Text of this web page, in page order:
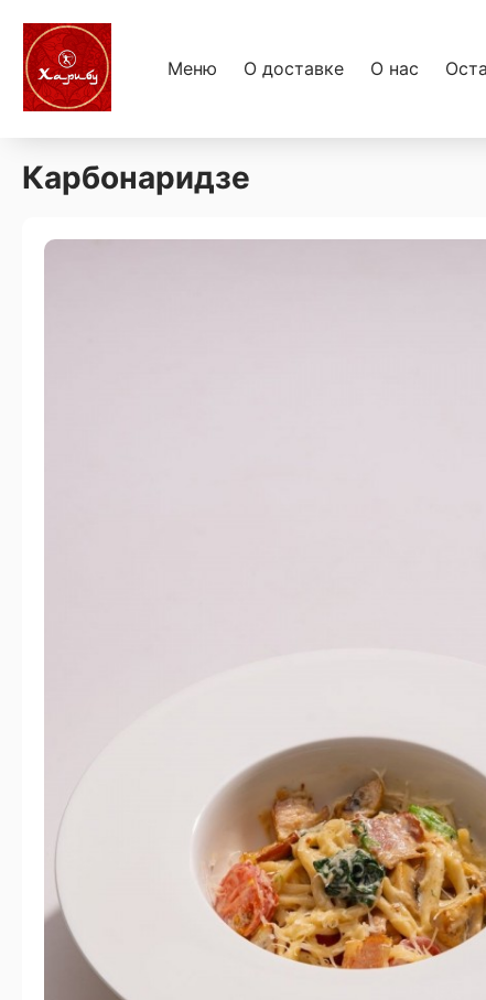
Меню О доставке О нас
Карбонаридзе